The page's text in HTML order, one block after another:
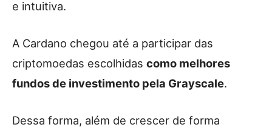
e intuitiva.
A Cardano chegou até a participar das
criptomoedas escolhidas como melhores
fundos de investimento pela Grayscale.
Dessa forma, além de crescer de forma